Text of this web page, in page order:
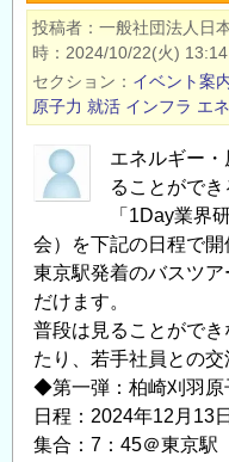
キ
ャ
リ
ア
カ
フ
（12/16）
＠
福
岡
の
投稿者 一般社団法人日
時
2024/10/22(火) 13:14
セクション
イベント案
原子力 就活 インフラ エ
エネルギー
ることができ
「1Day業界
会）を下記の日程で開
東京駅発着のバスツ
だけます。
普段は見ることがで
たり、若手社員との交
◆第一弾：柏崎刈羽
日程：2024年12月13
集合：7：45＠東京駅